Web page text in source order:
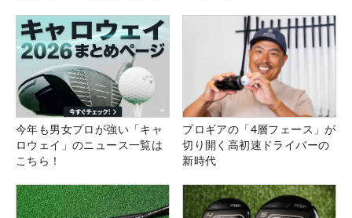
今年も男女プロが強い「キャ
ロウェイ」のニュース一覧は
こちら！
プロギアの「4層フェース」が
切り開く高初速ドライバーの
新時代